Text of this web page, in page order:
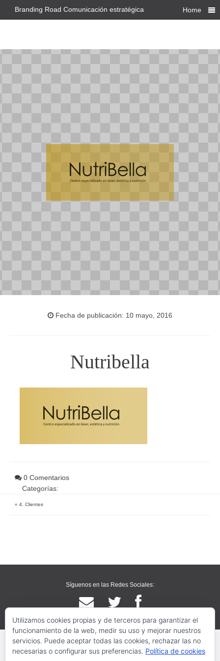
Branding Road Comunicación estratégica Home
Fecha de publicación: 10 mayo, 2016
Nutribella
0 Comentarios
Categorías:
« 4. Clientes
Síguenos en las Redes Sociales:
Utilizamos cookies propias y de terceros para garantizar el
funcionamiento de la web, medir su uso y mejorar nuestros
servicios. Puede aceptar todas las cookies, rechazar las no
necesarias o configurar sus preferencias. Política de cookies